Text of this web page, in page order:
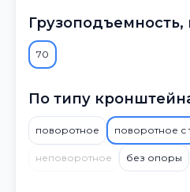
Грузоподъемность,
70
По типу
поворотное поворотное с
неповоротное без опоры